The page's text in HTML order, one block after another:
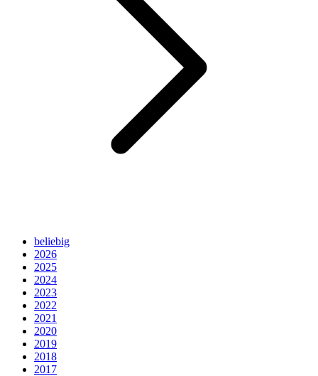
beliebig
2026
2025
2024
2023
2022
2021
2020
2019
2018
2017